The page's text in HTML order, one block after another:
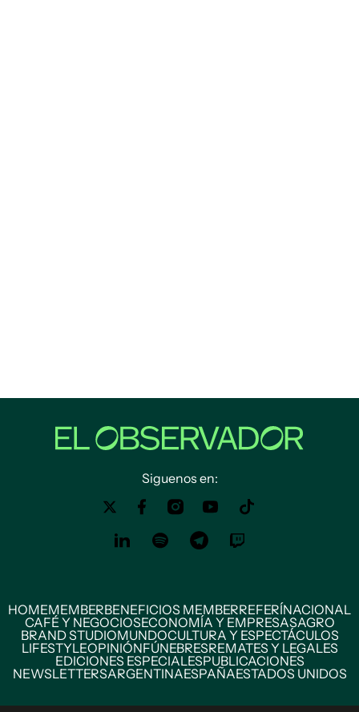
Siguenos en:
HOMEMEMBERBENEFICIOS MEMBERREFERÍNACIONAL
CAFÉ Y NEGOCIOSECONOMÍA Y EMPRESASAGRO
BRAND STUDIOMUNDOCULTURA Y ESPECTÁCULOS
LIFESTYLEOPINIÓNFÚNEBRESREMATES Y LEGALES
EDICIONES ESPECIALESPUBLICACIONES
NEWSLETTERSARGENTINAESPAÑAESTADOS UNIDOS